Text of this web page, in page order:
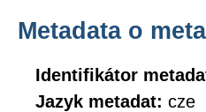
Metadata o
Identifikátor
Jazyk metadat: cze